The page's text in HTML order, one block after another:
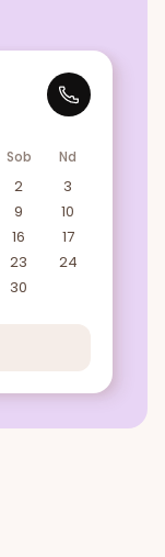
Sob Nd
2
3
9
10
16
17
23
24
30